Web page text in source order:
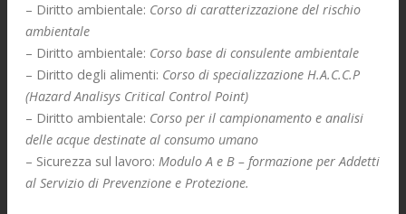
– Diritto ambientale: Corso di caratterizzazione del rischio
ambientale
– Diritto ambientale: Corso base di consulente ambientale
– Diritto degli alimenti: Corso di specializzazione H.A.C.C.P
(Hazard Analisys Critical Control Point)
– Diritto ambientale: Corso per il campionamento e analisi
delle acque destinate al consumo umano
– Sicurezza sul lavoro: Modulo A e B – formazione per Addetti
al Servizio di Prevenzione e Protezione.